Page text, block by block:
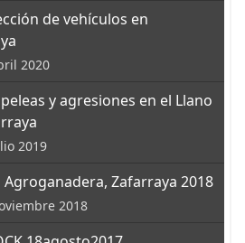
de vehículos en
2020
y agresiones en el Llano
2019
Agroganadera, Zafarraya 2018
2018